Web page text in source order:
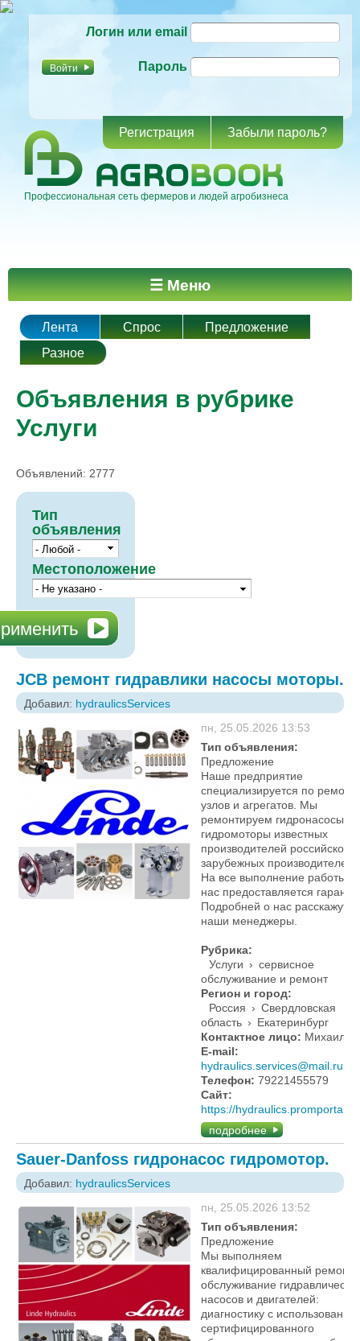
основному
Логин или email
Пароль
Регистрация Забыли пароль?
Профессиональная сеть фермеров и людей агробизнеса
Главное меню ☰ Меню
Лента Спрос
Предложение
Разное
Объявления в рубрике
Услуги
Объявлений: 2777
Тип
объявления
Местоположение
JCB ремонт гидравлики насосы моторы.
Добавил: hydraulicsServices
пн, 25.05.2026 13:53
Тип объявления:
Предложение
Наше предприятие
специализируется по
узлов и агрегатов. Мы
ремонтируем гидронасосы
гидромоторы известных
производителей российского
зарубежных производителей.
На все выполнение работы у
нас предоставляется
Подробней о нас расскажут
наши менеджеры.
Рубрика:
Услуги › сервисное
обслуживание и ремонт
Регион и город:
Россия › Свердловская
область › Екатеринбург
Контактное лицо: Михаил
E-mail:
hydraulics.services@mail.ru
Телефон: 79221455579
Сайт:
https://hydraulics.promportal.su
подробнее
Sauer-Danfoss гидронасос гидромотор.
Добавил: hydraulicsServices
пн, 25.05.2026 13:52
Тип объявления:
Предложение
Мы выполняем
квалифицированный ремонт
обслуживание
насосов и двигателей:
диагностику с
сертифицированного